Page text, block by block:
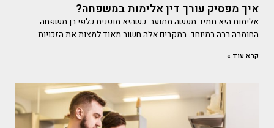
איך מפסיק עורך דין אלימות במשפחה?
אלימות היא תמיד מעשה מתועב. כשהיא מופנית כלפי בן משפחה
החומרה רבה במיוחד. במקרים אלה חשוב מאוד למצות את הזכויות
קרא עוד »